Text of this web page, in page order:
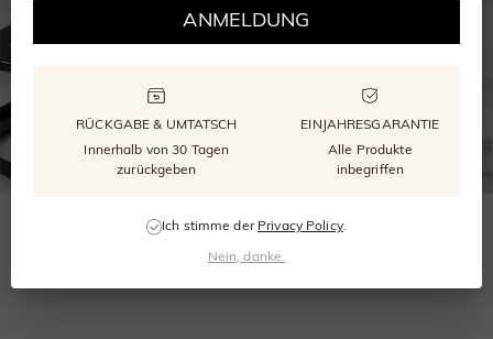
WÄHLEN SIE DIE RICHTIGE GRÖSSE
Unser kostenloser Größenmesser stellt sicher, dass Ihr Ring perfekt passt.
ANMELDUNG
RÜCKGABE & UMTATSCH
Innerhalb von 30 Tagen
zurückgeben
EINJAHRESGARANTIE
Alle Produkte
inbegriffen
Ich stimme der Privacy Policy.
Nein, danke.